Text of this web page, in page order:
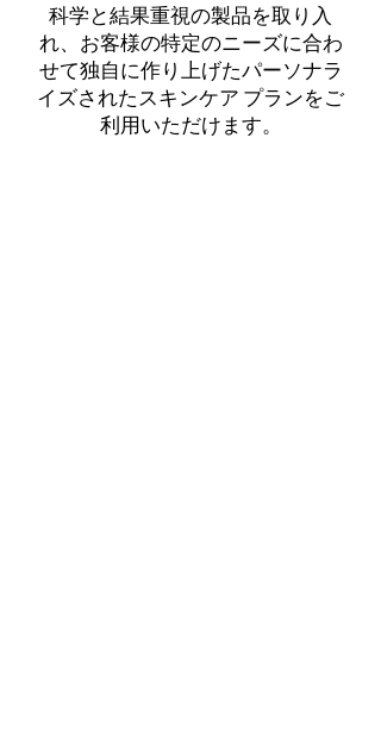
科学と結果重視の製品を取り入
れ、お客様の特定のニーズに合わ
せて独自に作り上げたパーソナラ
イズされたスキンケア プランをご
利用いただけます。